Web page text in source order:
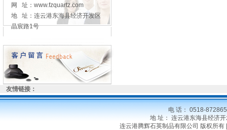
网 址：www.fzquartz.com
地 址：连云港东海县经济开发区
晶宸路1号
友情链接：
电 话： 0518-
地 址： 连云港东海县经济
连云港腾辉石英制品有限公司 版权所有